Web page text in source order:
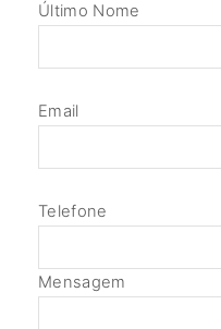
Último Nome
Email
Telefone
Mensagem